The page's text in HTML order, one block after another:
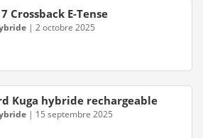
Crossback E-Tense
| 2 octobre 2025
Kuga hybride rechargeable
| 15 septembre 2025